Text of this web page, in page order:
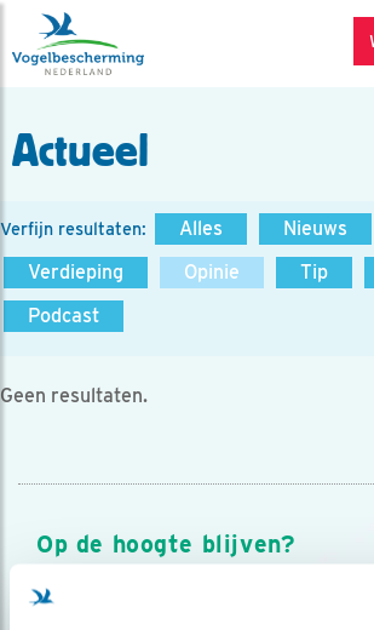
Actueel
Verfijn resultaten: Alles Nieuws
Verdieping
Opinie Tip
Podcast
Geen resultaten.
Op de hoogte blijven?
Meld je aan en ontvang nieuws,
over vogels en activiteiten van